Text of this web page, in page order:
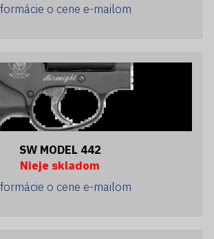
o cene e-mailom
SW MODEL 442
Nieje skladom
o cene e-mailom